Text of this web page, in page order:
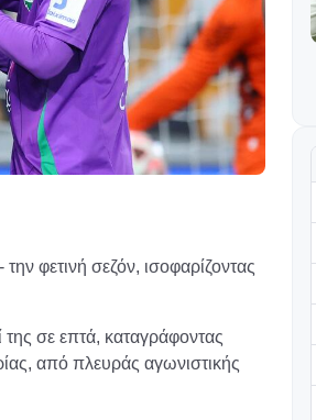
φετινή σεζόν, ισοφαρίζοντας
σε επτά, καταγράφοντας
από πλευράς αγωνιστικής